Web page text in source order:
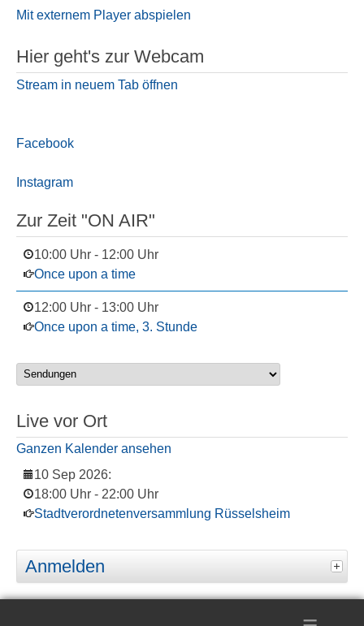
Mit externem Player abspielen
Hier geht's zur Webcam
Stream in neuem Tab öffnen
Facebook
Instagram
Zur Zeit "ON AIR"
10:00 Uhr - 12:00 Uhr
Once upon a time
12:00 Uhr - 13:00 Uhr
Once upon a time, 3. Stunde
Live vor Ort
Ganzen Kalender ansehen
10 Sep 2026:
18:00 Uhr - 22:00 Uhr
Stadtverordnetenversammlung Rüsselsheim
Anmelden